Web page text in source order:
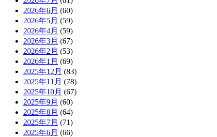
2026年6月 (60)
2026年5月 (59)
2026年4月 (59)
2026年3月 (67)
2026年2月 (53)
2026年1月 (69)
2025年12月 (83)
2025年11月 (78)
2025年10月 (67)
2025年9月 (60)
2025年8月 (64)
2025年7月 (71)
2025年6月 (66)